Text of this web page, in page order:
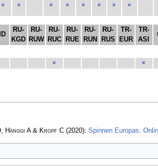
× × × × × × × ×
RU-
KGD
RU-
RUW
RU-
RUC
RU-
RUE
RU-
RUN
RU-
RUS
TR-
EUR
TR-
ASI
× ×
Hänggi A & Kropf C(2020): Spinnen Europas.